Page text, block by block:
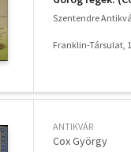
Szentendre
Franklin-Társulat,
ANTIKVÁR
Cox György